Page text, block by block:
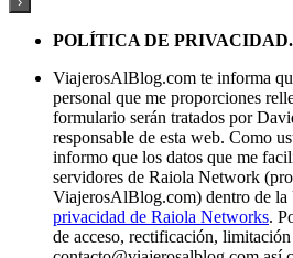
POLÍTICA DE PRIVACIDAD.
ViajerosAlBlog.com te informa
personal que me proporciones
formulario serán tratados por
responsable de esta web. Como
informo que los datos que me
servidores de Raiola Network
ViajerosAlBlog.com) dentro de la
privacidad de Raiola Networks.
de acceso, rectificación,